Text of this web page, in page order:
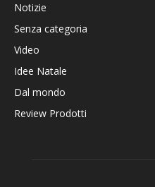
Notizie
Senza categoria
Video
Idee Natale
Dal mondo
Review Prodotti